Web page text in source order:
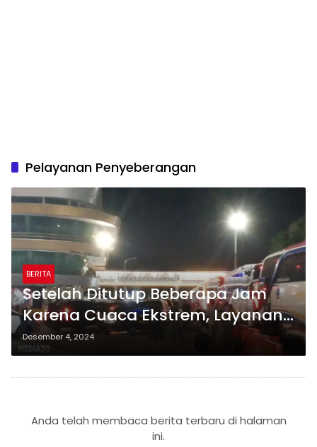
Pelayanan Penyeberangan
BERITA
Setelah Ditutup Beberapa Jam
Karena Cuaca Ekstrem, Layanan
Penyeberangan Bakauheni –
Merak Kembali Normal
Desember 4, 2024
Anda telah membaca berita terbaru di halaman
ini.